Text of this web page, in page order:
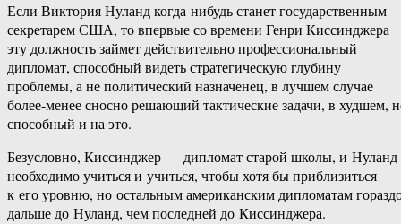
Если Виктория Нуланд когда-нибудь станет государственным
секретарем США, то впервые со времени Генри Киссинджера
эту должность займет действительно профессиональный
дипломат, способный видеть стратегическую глубину
проблемы, а не политический назначенец, в лучшем случае
более-менее сносно решающий тактические задачи, в худшем,
способный и на это.
Безусловно, Киссинджер — дипломат старой школы, и Нуланд
необходимо учиться и учиться, чтобы хотя бы приблизиться
к его уровню, но остальным американским дипломатам
дальше до Нуланд, чем последней до Киссинджера.